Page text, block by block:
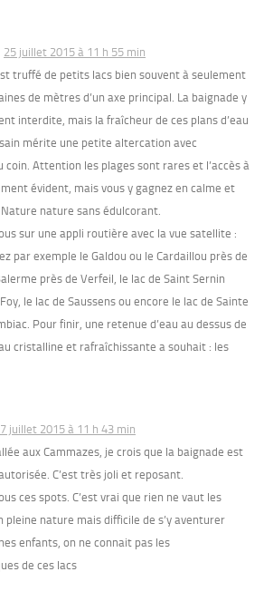
25 juillet 2015 à 11 h 55 min
truffé de petits lacs bien souvent à seulement
de mètres d’un axe principal. La baignade y
interdite, mais la fraîcheur de ces plans d’eau
mérite une petite altercation avec
coin. Attention les plages sont rares et l’accès à
évident, mais vous y gagnez en calme et
nature sans édulcorant.
sur une appli routière avec la vue satellite :
par exemple le Galdou ou le Cardaillou près de
près de Verfeil, le lac de Saint Sernin
le lac de Saussens ou encore le lac de Sainte
Pour finir, une retenue d’eau au dessus de
cristalline et rafraîchissante a souhait : les
juillet 2015 à 11 h 43 min
aux Cammazes, je crois que la baignade est
C’est très joli et reposant.
ces spots. C’est vrai que rien ne vaut les
pleine nature mais difficile de s’y aventurer
enfants, on ne connait pas les
de ces lacs